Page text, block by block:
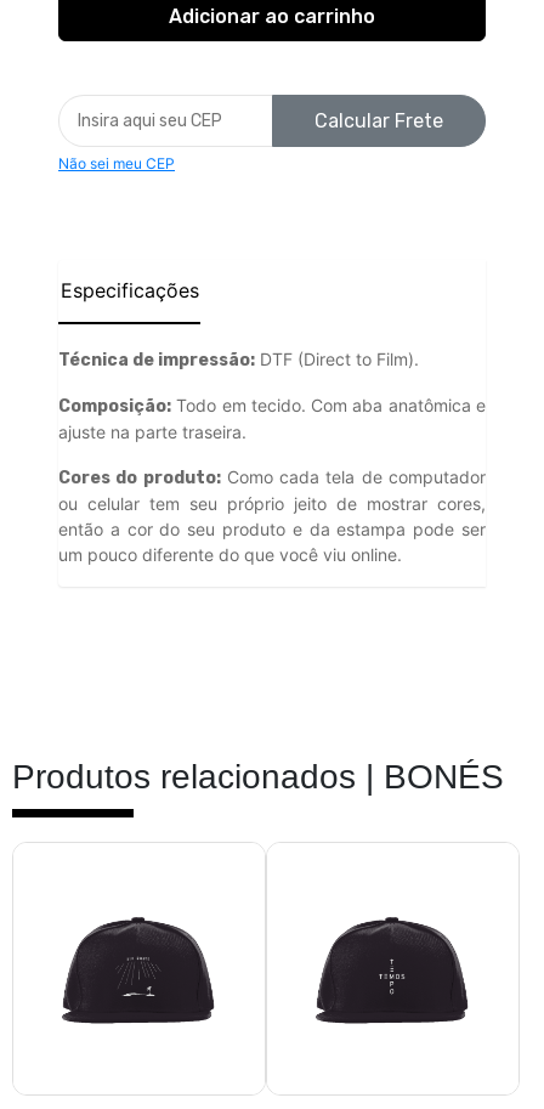
Calcular Frete
Não sei meu CEP
Especificações
Técnica de impressão: DTF (Direct to Film).
Composição: Todo em tecido. Com aba anatômica e
ajuste na parte traseira.
Cores do produto:Como cada tela de computador
ou celular tem seu próprio jeito de mostrar cores,
então a cor do seu produto e da estampa pode ser
um pouco diferente do que você viu online.
Produtos relacionados | BONÉS